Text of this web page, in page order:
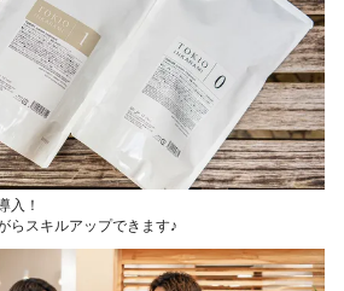
入！
らスキルアップできます♪